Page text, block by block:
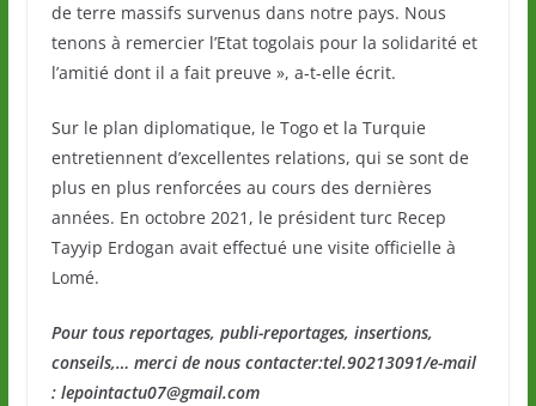
de terre massifs survenus dans notre pays. Nous
tenons à remercier l’Etat togolais pour la solidarité et
l’amitié dont il a fait preuve », a-t-elle écrit.
Sur le plan diplomatique, le Togo et la Turquie
entretiennent d’excellentes relations, qui se sont de
plus en plus renforcées au cours des dernières
années. En octobre 2021, le président turc Recep
Tayyip Erdogan avait effectué une visite officielle à
Lomé.
Pour tous reportages, publi-reportages, insertions,
conseils,… merci de nous contacter:tel.90213091/e-mail
: lepointactu07@gmail.com